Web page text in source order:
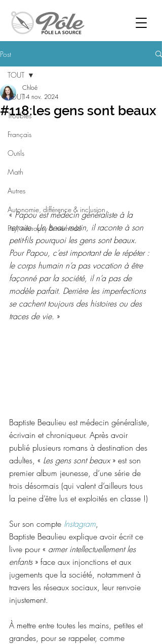
Post
TOUT
Troubles
Français
Outils
Math
Autres
Autonomie, différence & inclusion
Psy, neuropsy & méthodo
TOUT
#118:les gens sont beaux
Chloé
14 nov. 2024
« Papou est médecin généraliste à la
retraite. Un beau matin, il raconte à son
petit-fils pourquoi les gens sont beaux.
Pour Papou, c’est important de le répéter :
le corps humain n’a pas vocation à être
façonné par la société, il n’a pas de
modèle parfait. Derrière les imperfections
se cachent toujours des histoires ou des
traces de vie. »
Baptiste Beaulieu est médecin généraliste,
écrivain et chroniqueur. Après avoir
publié plusieurs romans à destination des
adultes, « Les gens sont beaux » est son
premier album jeunesse, d’une série de
trois désormais (qui valent d’ailleurs tous
la peine d’être lus et exploités en classe !)
Sur son compte Instagram,
Baptiste Beaulieu explique avoir écrit ce
livre pour « armer intellectuellement les
enfants » face aux injonctions et aux
jugements que la société, notamment à
travers les réseaux sociaux, leur renvoie
injustement.
À mettre entre toutes les mains, petites et
grandes, pour se rappeler, comme